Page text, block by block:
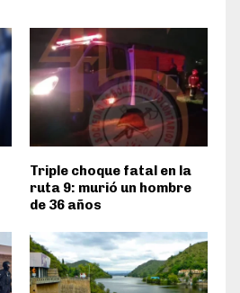
Triple choque fatal en la
ruta 9: murió un hombre
de 36 años